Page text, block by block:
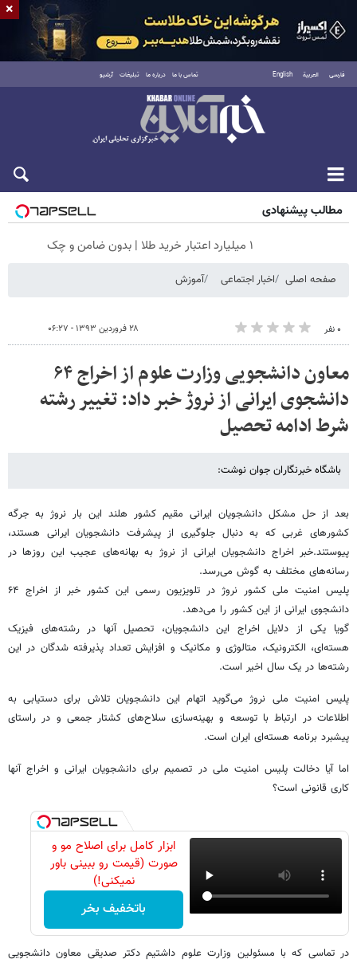
فارسی العربية English تماس با ما درباره ما تبلیغات آرشیو
شنبه ۱۷ مرداد ۱۴۰۵
مطالب پیشنهادی
۱ میلیارد اعتبار خرید طلا | بدون ضامن و چک
صفحه اصلی اخبار اجتماعی آموزش
۰ نفر ۲۸ فروردین ۱۳۹۳ - ۰۶:۲۷
معاون دانشجویی وزارت علوم از اخراج ۶۴
دانشجوی ایرانی از نروژ خبر داد: تغییر رشته
شرط ادامه تحصیل
باشگاه خبرنگاران جوان نوشت:
بعد از حل مشکل دانشجویان ایرانی مقیم کشور هلند این بار نروژ به جرگه
کشورهای غربی که به دنبال جلوگیری از پیشرفت دانشجویان ایرانی هستند،
پیوستند.خبر اخراج دانشجویان ایرانی از نروژ به بهانه‌های عجیب این روز‌ها در
رسانه‌های مختلف به گوش می‌رسد.
پلیس امنیت ملی کشور نروژ در تلویزیون رسمی این کشور خبر از اخراج ۶۴
دانشجوی ایرانی از این کشور را می‌دهد.
گویا یکی از دلایل اخراج این دانشجویان، تحصیل آنها در رشته‌های فیزیک
هسته‌ای، الکترونیک، متالوژی و مکانیک و افزایش تعداد پذیرفته شدگان در این
رشته‌ها در یک سال اخیر است.
پلیس امنیت ملی نروژ می‌گوید اتهام این دانشجویان تلاش برای دستیابی به
اطلاعات در ارتباط با توسعه و بهینه‌سازی سلاح‌های کشتار جمعی و در راستای
پیشبرد برنامه هسته‌ای ایران است.
اما آیا دخالت پلیس امنیت ملی در تصمیم برای دانشجویان ایرانی و اخراج آنها
کاری قانونی است؟
ابزار کامل برای اصلاح مو و
صورت (قیمت رو ببینی باور
نمیکنی!)
باتخفیف بخر
در تماسی که با مسئولین وزارت علوم داشتیم دکتر صدیقی معاون دانشجویی
×